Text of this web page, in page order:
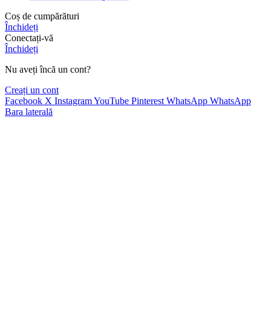
Coș de cumpărături
Închideți
Conectați-vă
Închideți
Nu aveți încă un cont?
Creați un cont
Facebook X InstagramYouTube Pinterest WhatsApp WhatsApp
Bara laterală